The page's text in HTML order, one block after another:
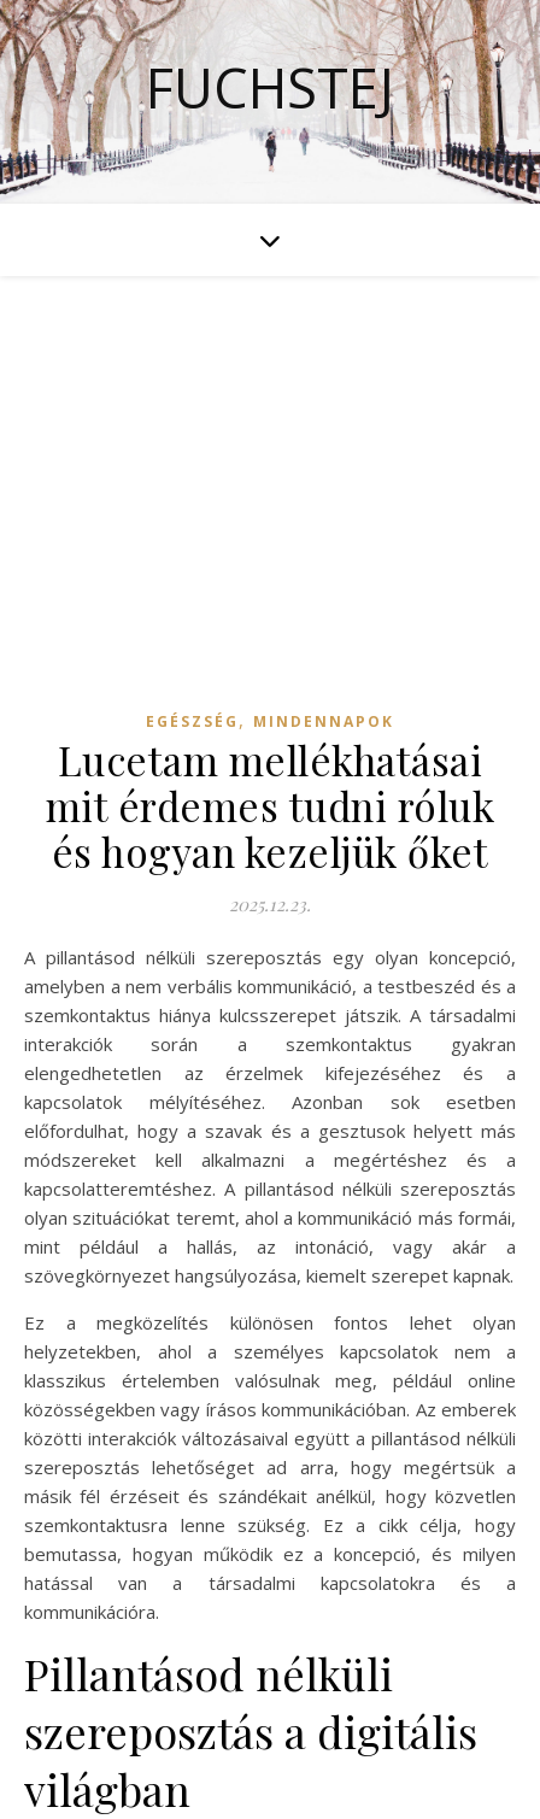
FUCHSTEJ
EGÉSZSÉG , MINDENNAPOK
Lucetam mellékhatásai
mit érdemes tudni róluk
és hogyan kezeljük őket
2025.12.23.
A pillantásod nélküli szereposztás egy olyan koncepció,
amelyben a nem verbális kommunikáció, a testbeszéd és a
szemkontaktus hiánya kulcsszerepet játszik. A társadalmi
interakciók során a szemkontaktus gyakran
elengedhetetlen az érzelmek kifejezéséhez és a
kapcsolatok mélyítéséhez. Azonban sok esetben
előfordulhat, hogy a szavak és a gesztusok helyett más
módszereket kell alkalmazni a megértéshez és a
kapcsolatteremtéshez. A pillantásod nélküli szereposztás
olyan szituációkat teremt, ahol a kommunikáció más formái,
mint például a hallás, az intonáció, vagy akár a
szövegkörnyezet hangsúlyozása, kiemelt szerepet kapnak.
Ez a megközelítés különösen fontos lehet olyan
helyzetekben, ahol a személyes kapcsolatok nem a
klasszikus értelemben valósulnak meg, például online
közösségekben vagy írásos kommunikációban. Az emberek
közötti interakciók változásaival együtt a pillantásod nélküli
szereposztás lehetőséget ad arra, hogy megértsük a
másik fél érzéseit és szándékait anélkül, hogy közvetlen
szemkontaktusra lenne szükség. Ez a cikk célja, hogy
bemutassa, hogyan működik ez a koncepció, és milyen
hatással van a társadalmi kapcsolatokra és a
kommunikációra.
Pillantásod nélküli
szereposztás a digitális
világban